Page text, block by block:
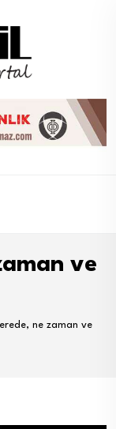
ve
ne zaman ve